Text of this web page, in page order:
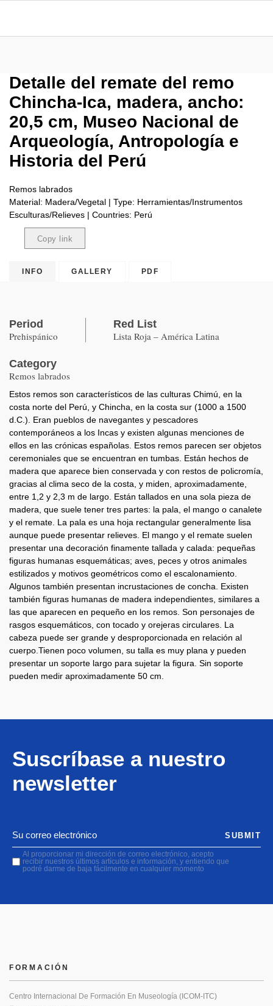
Detalle del remate del remo
Chincha-Ica, madera, ancho:
20,5 cm, Museo Nacional de
Arqueología, Antropología e
Historia del Perú
Remos labrados
Material: Madera/Vegetal | Type: Herramientas/Instrumentos
Esculturas/Relieves | Countries: Perú
Copy link
INFO GALLERY PDF
Period
Prehispánico
Red List
Lista Roja – América Latina
Category
Remos labrados
Estos remos son característicos de las culturas Chimú, en la
costa norte del Perú, y Chincha, en la costa sur (1000 a 1500
d.C.). Eran pueblos de navegantes y pescadores
contemporáneos a los Incas y existen algunas menciones de
ellos en las crónicas españolas. Estos remos parecen ser objetos
ceremoniales que se encuentran en tumbas. Están hechos de
madera que aparece bien conservada y con restos de policromía,
gracias al clima seco de la costa, y miden, aproximadamente,
entre 1,2 y 2,3 m de largo. Están tallados en una sola pieza de
madera, que suele tener tres partes: la pala, el mango o canalete
y el remate. La pala es una hoja rectangular generalmente lisa
aunque puede presentar relieves. El mango y el remate suelen
presentar una decoración finamente tallada y calada: pequeñas
figuras humanas esquemáticas; aves, peces y otros animales
estilizados y motivos geométricos como el escalonamiento.
Algunos también presentan incrustaciones de concha. Existen
también figuras humanas de madera independientes, similares a
las que aparecen en pequeño en los remos. Son personajes de
rasgos esquemáticos, con tocado y orejeras circulares. La
cabeza puede ser grande y desproporcionada en relación al
cuerpo.Tienen poco volumen, su talla es muy plana y pueden
presentar un soporte largo para sujetar la figura. Sin soporte
pueden medir aproximadamente 50 cm.
Suscríbase a nuestro
newsletter
Al proporcionar mi dirección de correo electrónico, acepto
recibir nuestros últimos artículos e información, y entiendo que
podré darme de baja fácilmente en cualquier momento
SUBMIT
FORMACIÓN
Centro Internacional De Formación En Museología (ICOM-ITC)